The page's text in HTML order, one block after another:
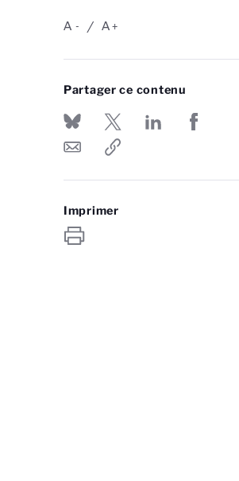
-
A +
A
Partager ce contenu
Imprimer